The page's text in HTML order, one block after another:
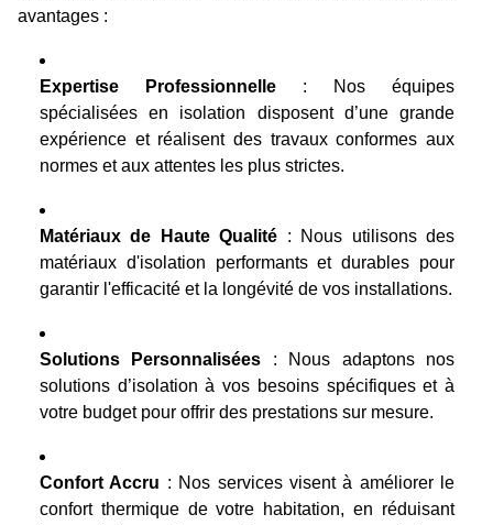
avantages :
Expertise Professionnelle : Nos équipes
spécialisées en isolation disposent d’une grande
expérience et réalisent des travaux conformes aux
normes et aux attentes les plus strictes.
Matériaux de Haute Qualité : Nous utilisons des
matériaux d'isolation performants et durables pour
garantir l'efficacité et la longévité de vos installations.
Solutions Personnalisées : Nous adaptons nos
solutions d’isolation à vos besoins spécifiques et à
votre budget pour offrir des prestations sur mesure.
Confort Accru : Nos services visent à améliorer le
confort thermique de votre habitation, en réduisant